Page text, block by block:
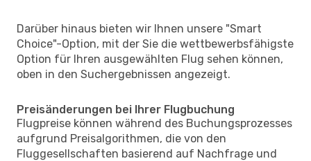
Darüber hinaus bieten wir Ihnen unsere "Smart
Choice"-Option, mit der Sie die wettbewerbsfähigste
Option für Ihren ausgewählten Flug sehen können,
oben in den Suchergebnissen angezeigt.
Preisänderungen bei Ihrer Flugbuchung
Flugpreise können während des Buchungsprozesses
aufgrund Preisalgorithmen, die von den
Fluggesellschaften basierend auf Nachfrage und